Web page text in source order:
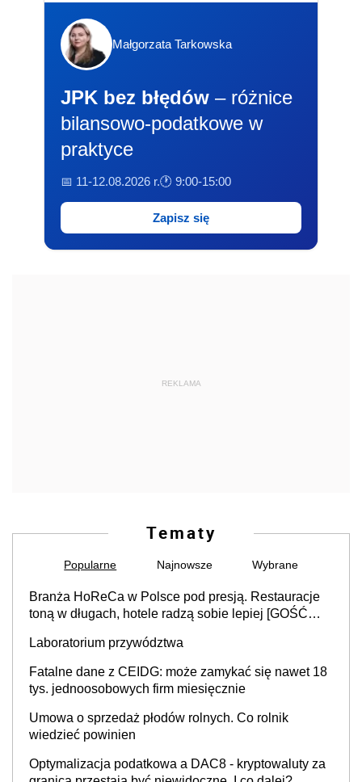
Małgorzata Tarkowska
JPK bez błędów – różnice
bilansowo-podatkowe w
praktyce
📅 11-12.08.2026 r.🕐 9:00-15:00
Zapisz się
REKLAMA
Tematy
Popularne Najnowsze Wybrane
Branża HoReCa w Polsce pod presją. Restauracje
toną w długach, hotele radzą sobie lepiej [GOŚĆ
Laboratorium przywództwa
Fatalne dane z CEIDG: może zamykać się nawet 18
tys. jednoosobowych firm miesięcznie
Umowa o sprzedaż płodów rolnych. Co rolnik
wiedzieć powinien
Optymalizacja podatkowa a DAC8 - kryptowaluty za